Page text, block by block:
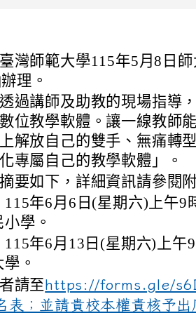
灣師範大學115年5月8日
理。
過講師及助教的現場指導
位教學軟體。讓一線教師
解放自己的雙手、無痛轉
專屬自己的教學軟體」。
要如下，詳細資訊請參閱附
115年6月6日(星期六)上午9
學。
115年6月13日(星期六)上午
。
請至https://forms.gle/
表；並請貴校本權責核予